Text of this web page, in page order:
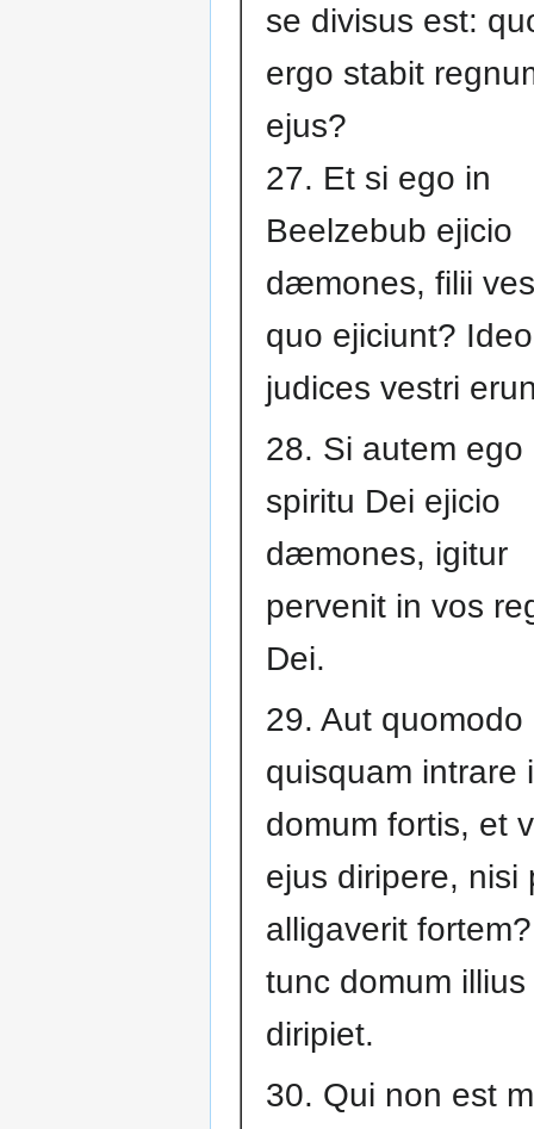
se divisus est:
ergo stabit
ejus?
27. Et si ego in
Beelzebub ejicio
dæmones, filii
quo ejiciunt?
judices vestri
28. Si autem ego
spiritu Dei ejicio
dæmones, igitur
pervenit in vos
Dei.
29. Aut quomodo
quisquam intrare
domum fortis, et
ejus diripere, nisi
alligaverit
tunc domum illius
diripiet.
30. Qui non est